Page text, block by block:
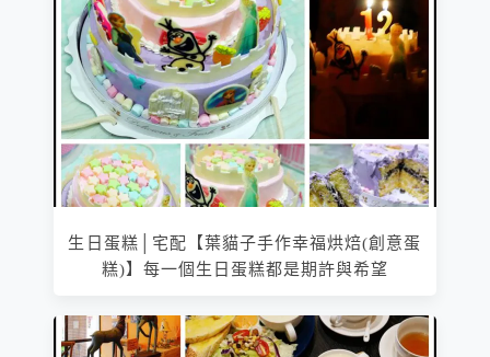
生日蛋糕│宅配【葉貓子手作幸福烘焙(創意蛋
糕)】每一個生日蛋糕都是期許與希望